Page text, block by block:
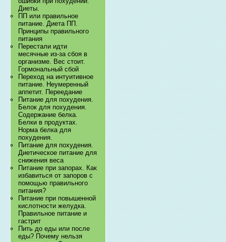
Диеты.
ПП или правильное
питание. Диета ПП.
Принципы правильного
питания
Перестали идти
месячные из-за сбоя в
организме. Вес стоит.
Гормональный сбой
Переход на интуитивное
питание. Неумеренный
аппетит. Переедание
Питание для похудения.
Белок для похудения.
Содержание белка.
Белки в продуктах.
Норма белка для
похудения.
Питание для похудения.
Диетическое питание для
снижения веса
Питание при запорах. Как
избавиться от запоров с
помощью правильного
питания?
Питание при повышенной
кислотности желудка.
Правильное питание и
гастрит
Пить до еды или после
еды? Почему нельзя